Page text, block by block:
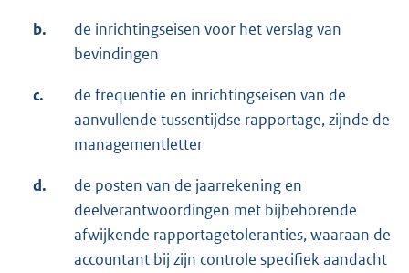
b.
de inrichtingseisen voor het verslag van
bevindingen
c.
de frequentie en inrichtingseisen van de
aanvullende tussentijdse rapportage, zijnde de
managementletter
d.
de posten van de jaarrekening en
deelverantwoordingen met bijbehorende
afwijkende rapportagetoleranties, waaraan de
accountant bij zijn controle specifiek aandacht